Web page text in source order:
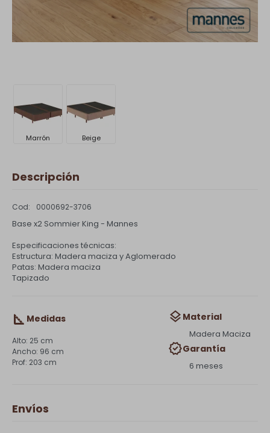
Marrón Beige
Descripción
0000692-3706
Base x2 Sommier King - Mannes
Especificaciones técnicas:
Estructura: Madera maciza y Aglomerado
Patas: Madera maciza
Tapizado
Medidas
25 cm
96 cm
203 cm
Material
Madera Maciza
Garantía
6 meses
Envíos